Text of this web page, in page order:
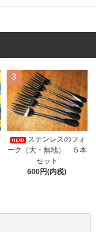
3
ステンレスのフォ
ーク（大・無地） ５本
セット
600円(内税)